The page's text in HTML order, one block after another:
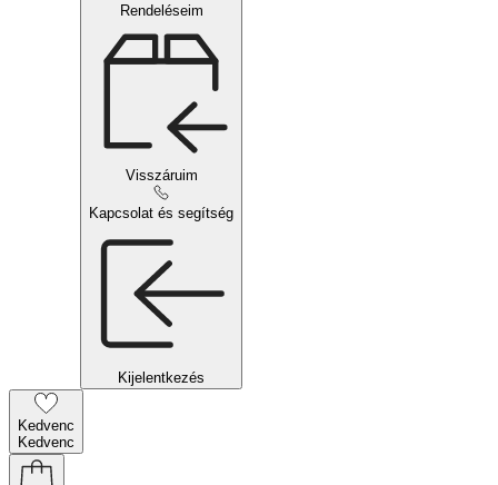
Rendeléseim
Visszáruim
Kapcsolat és segítség
Kijelentkezés
Kedvenc
Kedvenc